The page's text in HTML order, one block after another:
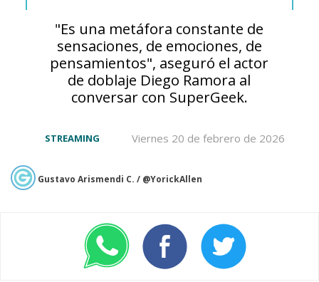
mismo estudio de animación
Chainsaw ManyJujutsu
Kaisen-, este remake fue uno de
los protagonistas de lainfame
filtración de títulos de
animación de afectó al gigante
del streaming, lo cual no
dirigida por
Kōnosuke Uda
Piece: Dead End, DAYS ), teniendo
"Es una metáfora constante de
sensaciones, de emociones, de
pensamientos", aseguró el actor
de doblaje Diego Ramora al
conversar con SuperGeek.
Viernes 20 de febrero de 2026
STREAMING
Gustavo Arismendi C. / @YorickAllen